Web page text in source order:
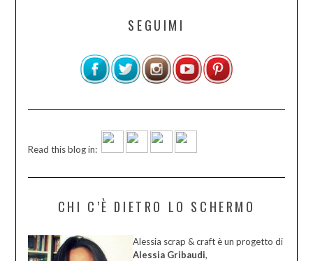
SEGUIMI
Read this blog in:
CHI C’È DIETRO LO SCHERMO
Alessia scrap & craft è un progetto di
Alessia Gribaudi,